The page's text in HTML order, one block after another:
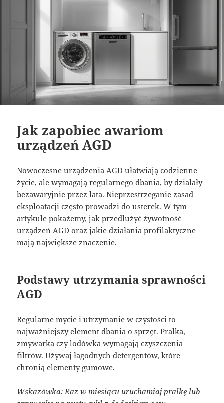
Jak zapobiec awariom
urządzeń AGD
Nowoczesne urządzenia AGD ułatwiają codzienne
życie, ale wymagają regularnego dbania, by działały
bezawaryjnie przez lata. Nieprzestrzeganie zasad
eksploatacji często prowadzi do usterek. W tym
artykule pokażemy, jak przedłużyć żywotność
urządzeń AGD oraz jakie działania profilaktyczne
mają największe znaczenie.
Podstawy utrzymania sprawności
AGD
Regularne mycie i utrzymanie w czystości to
najważniejszy element dbania o sprzęt. Pralka,
zmywarka czy lodówka wymagają czyszczenia
filtrów. Używaj łagodnych detergentów, które
chronią elementy gumowe.
Wskazówka: Raz w miesiącu uruchamiaj pralkę lub